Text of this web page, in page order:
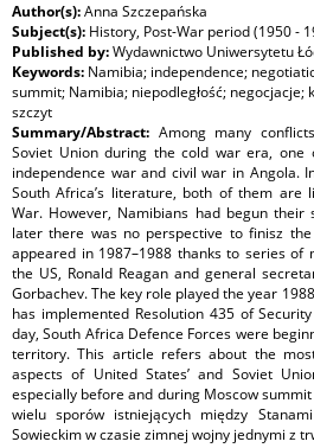
Author(s):Anna Szczepańska
Subject(s): History, Post-War period (1950 -
Published by:Wydawnictwo Uniwersytetu
Keywords: Namibia; independence;
summit; Namibia; niepodległość;
szczyt
Summary/Abstract: Among many
Soviet Union during the cold war era, one
independence war and civil war in Angola.
South Africa’s literature, both of them are
War. However, Namibians had begun
later there was no perspective to finisz
appeared in 1987–1988 thanks to series of
the US, Ronald Reagan and general
Gorbachev. The key role played the year
has implemented Resolution 435 of
day, South Africa Defence Forces were
territory. This article refers about the
aspects of United States’ and Soviet
especially before and during Moscow
wielu sporów istniejących między
Sowieckim w czasie zimnej wojny jednymi z